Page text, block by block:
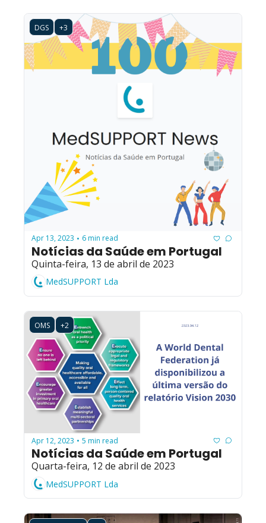
DGS +3
Apr 13, 2023 • 6 min read
Notícias da Saúde em Portugal
Quinta-feira, 13 de abril de 2023
MedSUPPORT Lda
OMS +2
Apr 12, 2023 • 5 min read
Notícias da Saúde em Portugal
Quarta-feira, 12 de abril de 2023
MedSUPPORT Lda